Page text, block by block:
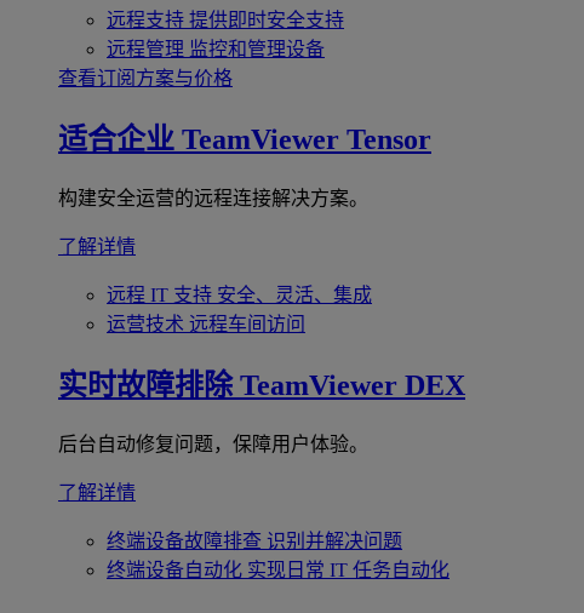
远程支持 提供即时安全支持
远程管理 监控和管理设备
查看订阅方案与价格
适合企业 TeamViewer Tensor
构建安全运营的远程连接解决方案。
了解详情
远程 IT 支持 安全、灵活、集成
运营技术 远程车间访问
实时故障排除 TeamViewer DEX
后台自动修复问题，保障用户体验。
了解详情
终端设备故障排查 识别并解决问题
终端设备自动化 实现日常 IT 任务自动化